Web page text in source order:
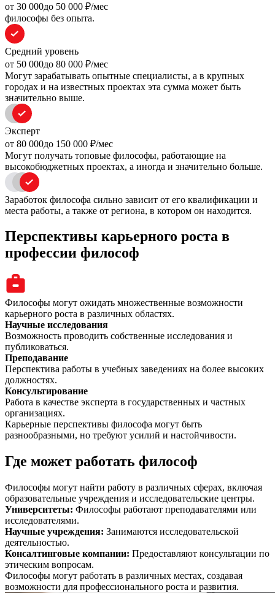
oт 30 000до 50 000 ₽/мес
философы без опыта.
Средний уровень
oт 50 000до 80 000 ₽/мес
Могут зарабатывать опытные специалисты, а в крупных
городах и на известных проектах эта сумма может быть
значительно выше.
Эксперт
oт 80 000до 150 000 ₽/мес
Могут получать топовые философы, работающие на
высокобюджетных проектах, а иногда и значительно больше.
Заработок философа сильно зависит от его квалификации и
места работы, а также от региона, в котором он находится.
Перспективы карьерного роста в
профессии философ
Философы могут ожидать множественные возможности
карьерного роста в различных областях.
Научные исследования
Возможность проводить собственные исследования и
публиковаться.
Преподавание
Перспектива работы в учебных заведениях на более высоких
должностях.
Консультирование
Работа в качестве эксперта в государственных и частных
организациях.
Карьерные перспективы философа могут быть
разнообразными, но требуют усилий и настойчивости.
Где может работать философ
Философы могут найти работу в различных сферах, включая
образовательные учреждения и исследовательские центры.
Университеты: Философы работают преподавателями или
исследователями.
Научные учреждения: Занимаются исследовательской
деятельностью.
Консалтинговые компании: Предоставляют консультации по
этическим вопросам.
Философы могут работать в различных местах, создавая
возможности для профессионального роста и развития.